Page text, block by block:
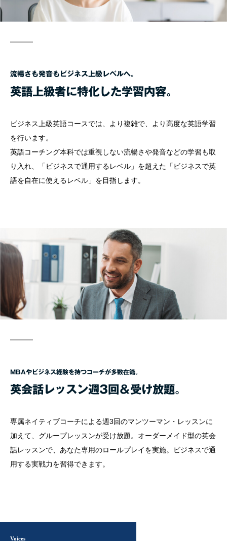
流暢さも発音もビジネス上級レベルへ。
英語上級者に特化した学習内容。
ビジネス上級英語コースでは、より複雑で、より高度な英語学習
を行います。
英語コーチング本科では重視しない流暢さや発音などの学習も取
り入れ、「ビジネスで通用するレベル」を超えた「ビジネスで英
語を自在に使えるレベル」を目指します。
MBAやビジネス経験を持つコーチが多数在籍。
英会話レッスン週3回＆受け放題。
専属ネイティブコーチによる週3回のマンツーマン・レッスンに
加えて、グループレッスンが受け放題。オーダーメイド型の英会
話レッスンで、あなた専用のロールプレイを実施。ビジネスで通
用する実戦力を習得できます。
Voices